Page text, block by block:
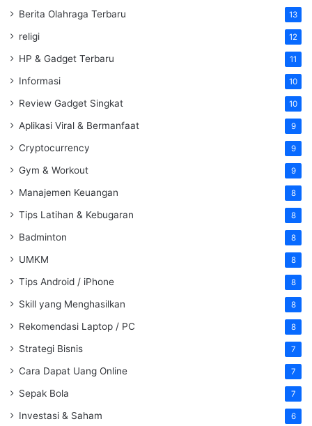
Berita Olahraga Terbaru 13
religi 12
HP & Gadget Terbaru 11
Informasi 10
Review Gadget Singkat 10
Aplikasi Viral & Bermanfaat 9
Cryptocurrency 9
Gym & Workout 9
Manajemen Keuangan 8
Tips Latihan & Kebugaran 8
Badminton 8
UMKM 8
Tips Android / iPhone 8
Skill yang Menghasilkan 8
Rekomendasi Laptop / PC 8
Strategi Bisnis 7
Cara Dapat Uang Online 7
Sepak Bola 7
Investasi & Saham 6